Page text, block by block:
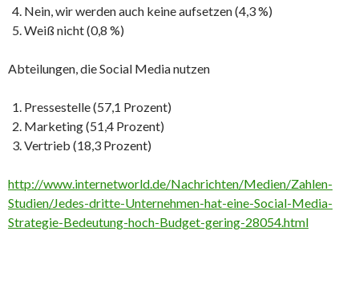
Nein, wir werden auch keine aufsetzen (4,3 %)
Weiß nicht (0,8 %)
Abteilungen, die Social Media nutzen
Pressestelle (57,1 Prozent)
Marketing (51,4 Prozent)
Vertrieb (18,3 Prozent)
http://www.internetworld.de/Nachrichten/Medien/Zahlen-
Studien/Jedes-dritte-Unternehmen-hat-eine-Social-Media-
Strategie-Bedeutung-hoch-Budget-gering-28054.html